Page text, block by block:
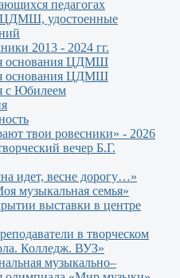
педагогах
удостоенные
2013 - 2024 гг.
основания ЦДМШ
основания ЦДМШ
с Юбилеем
твои ровесники» - 2026
вечер Б.Г.
идет, весне дорогу…»
музыкальная семья»
выставки в центре
в творческом
Колледж. ВУЗ»
музыкально–